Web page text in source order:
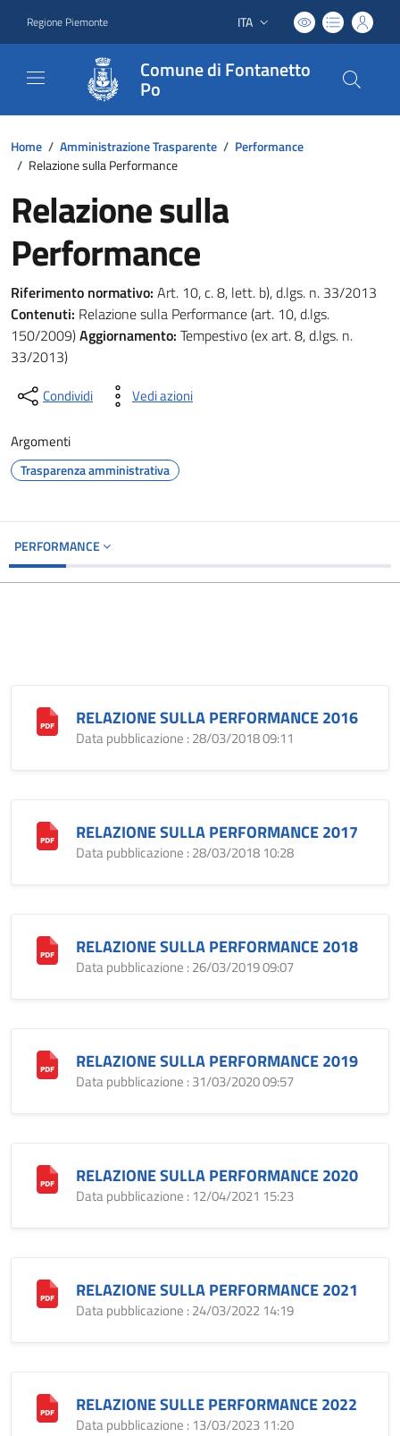
Regione Piemonte Lingua attiva:
ITA
Comune di Fontanetto
Po
Home / Amministrazione Trasparente / Performance
/ Relazione sulla Performance
Relazione sulla
Performance
Riferimento normativo: Art. 10, c. 8, lett. b), d.lgs. n. 33/2013
Contenuti: Relazione sulla Performance (art. 10, d.lgs.
150/2009)Aggiornamento: Tempestivo (ex art. 8, d.lgs. n.
33/2013)
Condividi Vedi azioni
Argomenti
Trasparenza amministrativa
PERFORMANCE
RELAZIONE SULLA PERFORMANCE 2016
Data pubblicazione : 28/03/2018 09:11
RELAZIONE SULLA PERFORMANCE 2017
Data pubblicazione : 28/03/2018 10:28
RELAZIONE SULLA PERFORMANCE 2018
Data pubblicazione : 26/03/2019 09:07
RELAZIONE SULLA PERFORMANCE 2019
Data pubblicazione : 31/03/2020 09:57
RELAZIONE SULLA PERFORMANCE 2020
Data pubblicazione : 12/04/2021 15:23
RELAZIONE SULLA PERFORMANCE 2021
Data pubblicazione : 24/03/2022 14:19
RELAZIONE SULLE PERFORMANCE 2022
Data pubblicazione : 13/03/2023 11:20